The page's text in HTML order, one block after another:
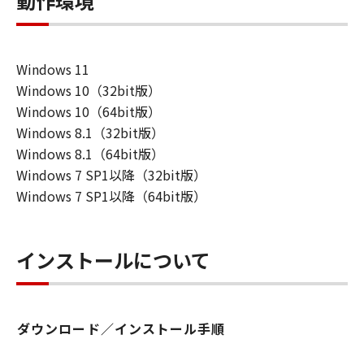
Windows 11
Windows 10（32bit版）
Windows 10（64bit版）
Windows 8.1（32bit版）
Windows 8.1（64bit版）
Windows 7 SP1以降（32bit版）
Windows 7 SP1以降（64bit版）
インストールについて
ダウンロード／インストール手順